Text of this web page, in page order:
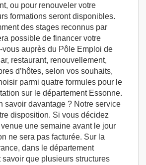
ou pour renouveler votre
formations seront disponibles.
des stages reconnus par
possible de financer votre
vous auprès du Pôle Emploi de
restaurant, renouvellement,
d’hôtes, selon vos souhaits,
parmi quatre formules pour le
sur le département Essonne.
savoir davantage ? Notre service
disposition. Si vous décidez
venue une semaine avant le jour
ne sera pas facturée. Sur la
dans le département
savoir que plusieurs structures